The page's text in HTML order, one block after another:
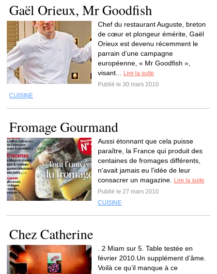
Gaël Orieux, Mr Goodfish
Chef du restaurant Auguste, breton
de cœur et plongeur émérite, Gaël
Orieux est devenu récemment le
parrain d’une campagne
européenne, « Mr Goodfish »,
visant...
Lire la suite
Publié le 30 mars 2010
CUISINE
Fromage Gourmand
Aussi étonnant que cela puisse
paraître, la France qui produit des
centaines de fromages différents,
n'avait jamais eu l'idée de leur
consacrer un magazine.
Lire la suite
Publié le 27 mars 2010
CUISINE
Chez Catherine
. 2 Miam sur 5. Table testée en
février 2010.Un supplément d’âme.
Voilà ce qu’il manque à ce